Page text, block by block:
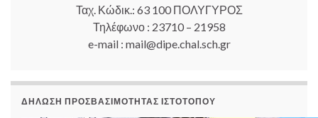
Ταχ. Κώδικ.: 63 100 ΠΟΛΥΓΥΡΟΣ
Τηλέφωνο : 23710 – 21958
e-mail : mail@dipe.chal.sch.gr
ΔΉΛΩΣΗ ΠΡΟΣΒΑΣΙΜΌΤΗΤΑΣ ΙΣΤΟΤΌΠΟΥ